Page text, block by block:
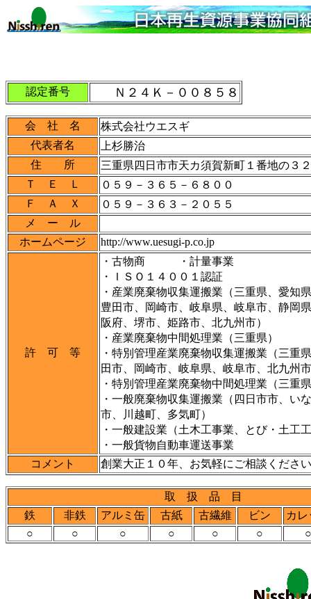
認定番号 Ｎ２４Ｋ－００８５８
会 社 名 株式会社ウエスギ
代表者名 上杉勝治
住 所 三重県四日市市天カ須賀新町１番地の３２
Ｔ Ｅ Ｌ ０５９－３６５－６８００
Ｆ Ａ Ｘ ０５９－３６３－２０５５
メ ー ル
ホームページ
http://www.uesugi-p.co.jp
許 可 等
・古物商 ・計量事業
・ＩＳＯ１４００１認証
・産業廃棄物収集運搬業（三重県、愛知
豊田市、岡崎市、岐阜県、岐阜市、静岡
阪府、堺市、姫路市、北九州市）
・産業廃棄物中間処理業（三重県）
・特別管理産業廃棄物収集運搬業（三重
田市、岡崎市、岐阜県、岐阜市、北九州
・特別管理産業廃棄物中間処理業（三重
・一般廃棄物収集運搬業（四日市市、い
市、川越町、多気町）
・一般建設業（土木工事業、とび・土工
・一般貨物自動車運送事業
コメント 創業大正１０年、お気軽にご相談くださ
取 扱 品 目
鉄
非鉄 アルミ缶 古紙 古繊維 ビン
カレ
○
○ ○ ○ ○ ○ ○